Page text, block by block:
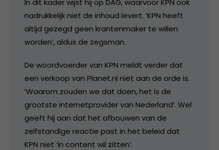
nadrukkelijk niet de inhoud levert. ‘KPN heeft
altijd gezegd geen krantenmaker te willen
worden’, aldus de zegsman.
De woordvoerder van KPN meldt verder dat
een verkoop van Planet.nl niet aan de orde is.
‘Waarom zouden we dat doen, het is de
grootste internetprovider van Nederland’. Wel
geeft hij aan dat het afbouwen van de
zelfstandige reactie past in het beleid dat
KPN niet ‘in content wil zitten’.